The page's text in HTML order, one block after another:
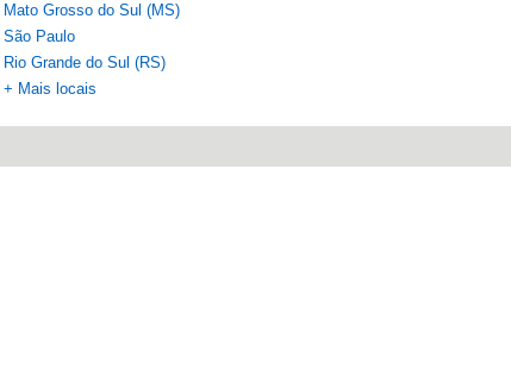
Mato Grosso do Sul (MS)
São Paulo
Rio Grande do Sul (RS)
+ Mais locais